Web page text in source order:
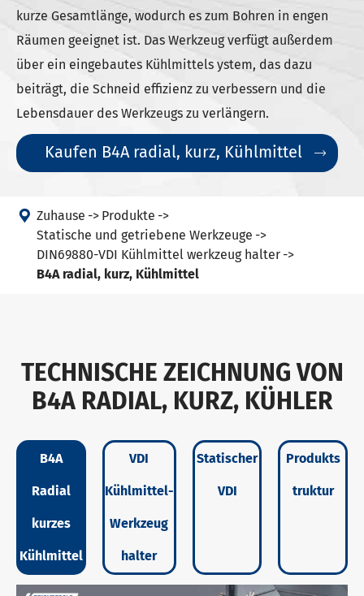
kurze Gesamtlänge, wodurch es zum Bohren in engen
Räumen geeignet ist. Das Werkzeug verfügt außerdem
über ein eingebautes Kühlmittels ystem, das dazu
beiträgt, die Schneid effizienz zu verbessern und die
Lebensdauer des Werkzeugs zu verlängern.
Kaufen B4A radial, kurz, Kühlmittel 
 Zuhause
Produkte
Statische und getriebene Werkzeuge
DIN69880-VDI Kühlmittel werkzeug halter
B4A radial, kurz, Kühlmittel
TECHNISCHE ZEICHNUNG VON
B4A RADIAL, KURZ, KÜHLER
B4A
Radial
kurzes
Kühlmittel
VDI
Kühlmittel-
Werkzeug
halter
Statischer
VDI
Produkts
truktur